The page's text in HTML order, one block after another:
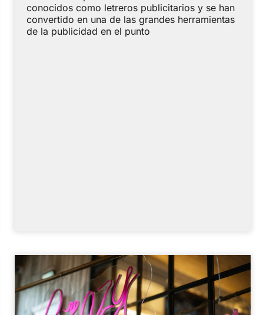
conocidos como letreros publicitarios y se han
convertido en una de las grandes herramientas
de la publicidad en el punto